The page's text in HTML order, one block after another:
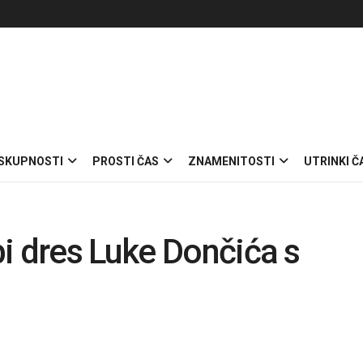
PROSTI ČAS ZNAMENITOSTI UTRINKI
dres Luke Dončića s